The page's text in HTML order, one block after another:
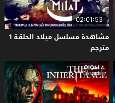
02:01:53
مشاهدة مسلسل ميلاد الحلقة 1
مترجم